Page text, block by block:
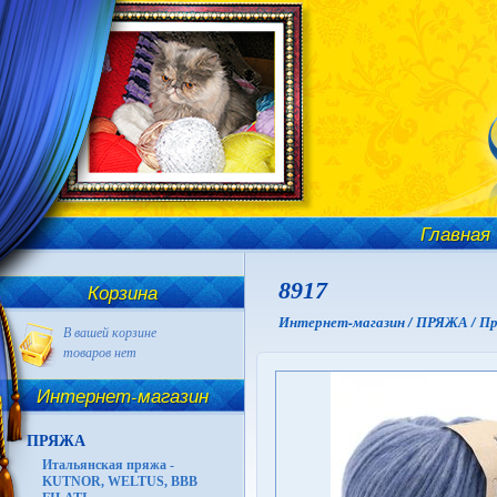
Главная
Корзина
В вашей корзине
товаров нет
Интернет-магазин
ПРЯЖА
Итальянская пряжа -
KUTNOR, WELTUS, BBB
8917
Интернет-магазин /ПРЯЖА /